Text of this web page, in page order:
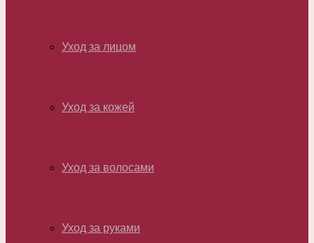
Уход за лицом
Уход за кожей
Уход за волосами
Уход за руками